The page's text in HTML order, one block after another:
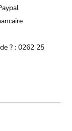
? : 0262 25